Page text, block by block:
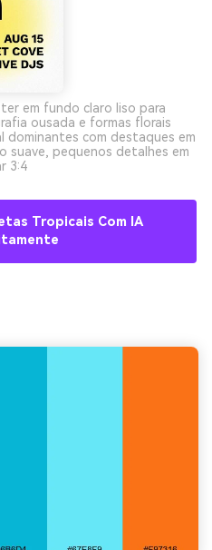
em fundo claro liso para
ousada e formas florais
com destaques em
suave, pequenos detalhes em
3:4
Tropicais Com IA